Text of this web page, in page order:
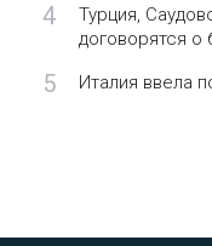
4
Турция,
договорятся о
5 Италия ввела